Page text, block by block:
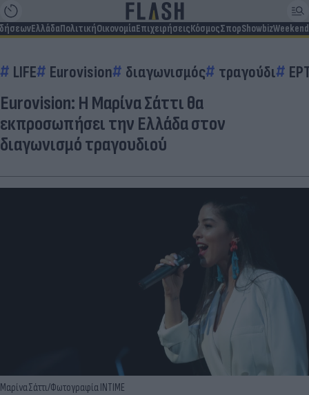
ΕλλάδαΠολιτικήΟικονομίαΕπιχειρήσειςΚόσμοςΣπορShowbizWeekend
LIFE Eurovision διαγωνισμός τραγούδι
Eurovision: Η Μαρίνα Σάττι θα
εκπροσωπήσει την Ελλάδα στον
διαγωνισμό τραγουδιού
Μαρίνα Σάττι/Φωτογραφία INTIME